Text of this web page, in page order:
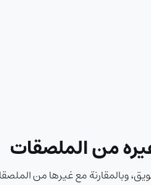
من الملصقات
وبالمقارنة مع غيرها من